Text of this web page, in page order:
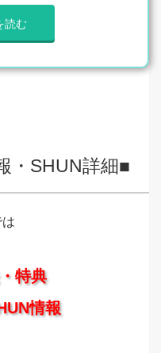
読む
・SHUN詳細■
特典
情報